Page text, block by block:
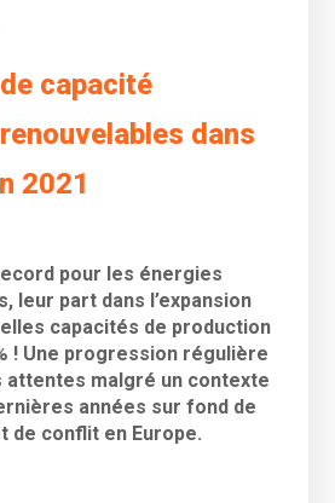
capacité
dans
2021
pour les énergies
leur part dans l’expansion
capacités de production
! Une progression régulière
attentes malgré un contexte
années sur fond de
de conflit en Europe.